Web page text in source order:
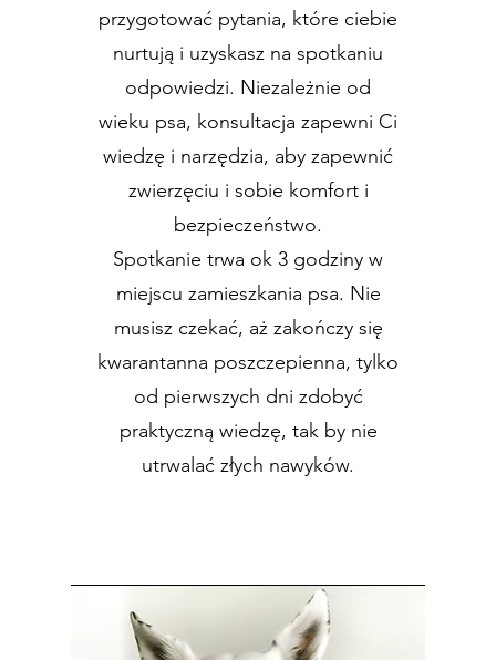
przygotować pytania, które ciebie
nurtują i uzyskasz na spotkaniu
odpowiedzi. Niezależnie od
wieku psa, konsultacja zapewni Ci
wiedzę i narzędzia, aby zapewnić
zwierzęciu i sobie komfort i
bezpieczeństwo.
Spotkanie trwa ok 3 godziny w
miejscu zamieszkania psa. Nie
musisz czekać, aż zakończy się
kwarantanna poszczepienna, tylko
od pierwszych dni zdobyć
praktyczną wiedzę, tak by nie
utrwalać złych nawyków.